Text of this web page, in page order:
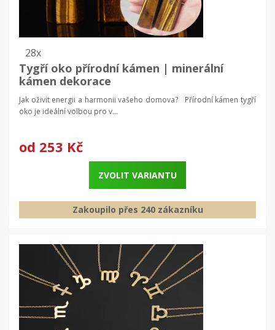
28x
Tygří oko přírodní kámen | minerální
kámen dekorace
Jak oživit energii a harmonii vašeho domova? Přírodní kámen tygří
oko je ideální volbou pro v...
od 253 Kč
ZVOLIT VARIANTU
Zakoupilo přes 240 zákazníku